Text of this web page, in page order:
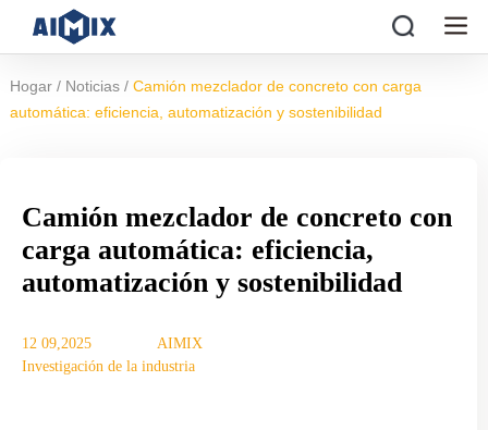
Hogar / Noticias / Camión mezclador de concreto con carga
automática: eficiencia, automatización y sostenibilidad
Camión mezclador de concreto con
carga automática: eficiencia,
automatización y sostenibilidad
12 09,2025
AIMIX
Investigación de la industria